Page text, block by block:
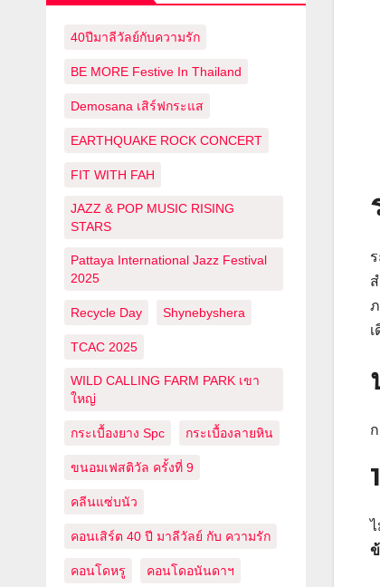
40ปีมาลีวัลย์กับความรัก
BE MORE Festive In Thailand
Demosana เสิร์ฟกระแส
EARTHQUAKE ROCK CONCERT
FIT WITH FAH
JAZZ & POP MUSIC RISING
STARS
Pattaya International Jazz Festival
2025
Recycle Day Shynebyshera
TCAC 2025
WILD CALLING FARM PARK เขา
ใหญ่
กระเบื้องยาง Spc กระเบื้องลายหิน
ขนอมเฟสติวัล ครั้งที่ 9
คลีนแซ่บนัว
คอนเสิร์ต 40 ปี มาลีวัลย์ กับ ความรัก
คอนโดหรู คอนโดอนันดาฯ